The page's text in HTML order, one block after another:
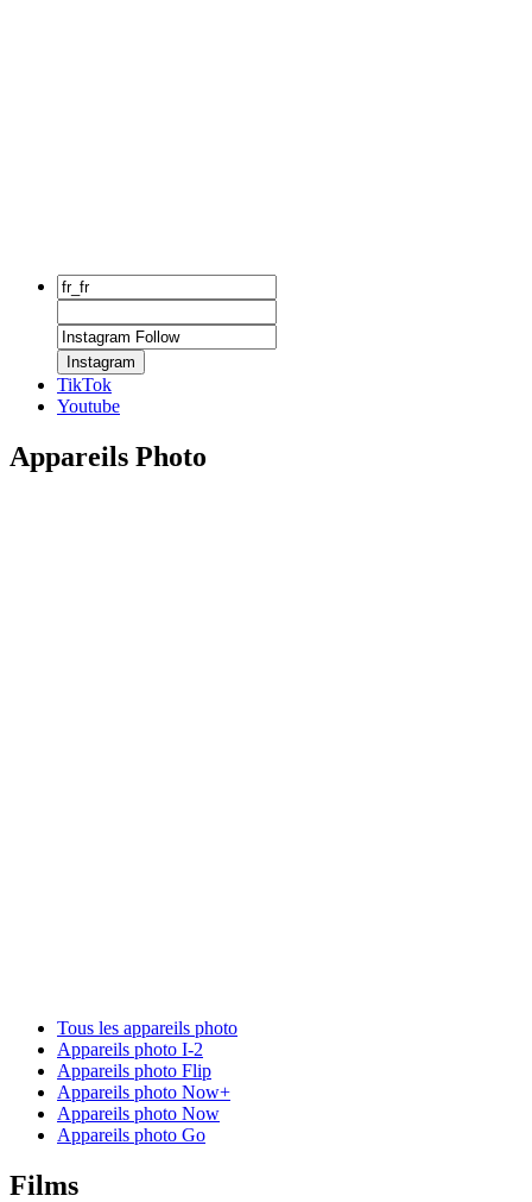
Instagram
TikTok
Youtube
Appareils Photo
Tous les appareils photo
Appareils photo I-2
Appareils photo Flip
Appareils photo Now+
Appareils photo Now
Appareils photo Go
Films